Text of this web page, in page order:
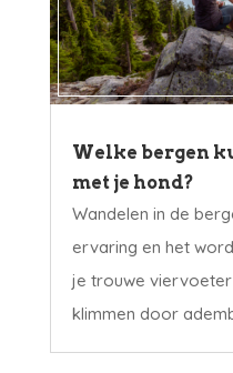
Welke bergen
met je hond?
Wandelen in de
ervaring en het
je trouwe viervoeter
klimmen door